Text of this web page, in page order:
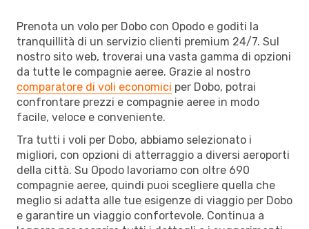
Prenota un volo per Dobo con Opodo e goditi la
tranquillità di un servizio clienti premium 24/7. Sul
nostro sito web, troverai una vasta gamma di opzioni
da tutte le compagnie aeree. Grazie al nostro
comparatore di voli economici per Dobo, potrai
confrontare prezzi e compagnie aeree in modo
facile, veloce e conveniente.
Tra tutti i voli per Dobo, abbiamo selezionato i
migliori, con opzioni di atterraggio a diversi aeroporti
della città. Su Opodo lavoriamo con oltre 690
compagnie aeree, quindi puoi scegliere quella che
meglio si adatta alle tue esigenze di viaggio per Dobo
e garantire un viaggio confortevole. Continua a